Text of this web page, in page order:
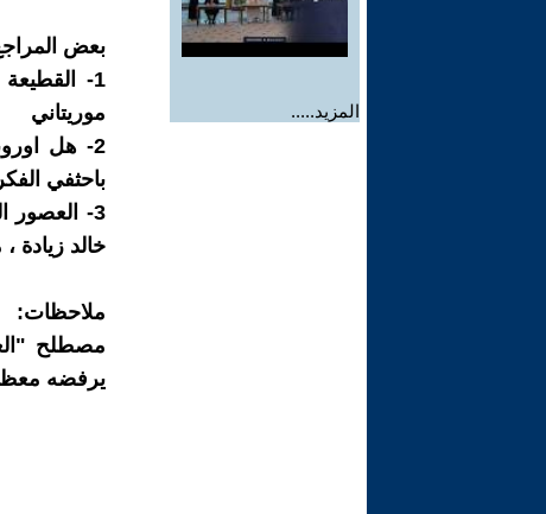
المزيد.....
بعض
1-
موريتاني
2- هل
باحثفي
3- العصور
خالد زيادة
ملاحظات:
مصطلح
يرفضه معظم